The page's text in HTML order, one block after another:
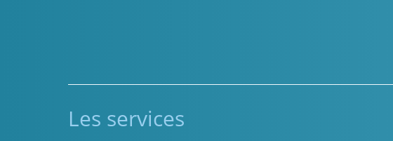
Les services